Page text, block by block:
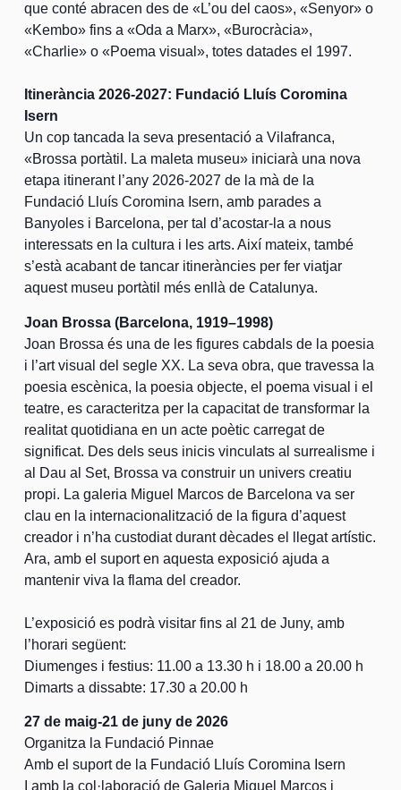
que conté abracen des de «L’ou del caos», «Senyor» o
«Kembo» fins a «Oda a Marx», «Burocràcia»,
«Charlie» o «Poema visual», totes datades el 1997.
Itinerància 2026-2027: Fundació Lluís Coromina
Isern
Un cop tancada la seva presentació a Vilafranca,
«Brossa portàtil. La maleta museu» iniciarà una nova
etapa itinerant l’any 2026-2027 de la mà de la
Fundació Lluís Coromina Isern, amb parades a
Banyoles i Barcelona, per tal d’acostar-la a nous
interessats en la cultura i les arts. Així mateix, també
s’està acabant de tancar itineràncies per fer viatjar
aquest museu portàtil més enllà de Catalunya.
Joan Brossa (Barcelona, 1919–1998)
Joan Brossa és una de les figures cabdals de la poesia
i l’art visual del segle XX. La seva obra, que travessa la
poesia escènica, la poesia objecte, el poema visual i el
teatre, es caracteritza per la capacitat de transformar la
realitat quotidiana en un acte poètic carregat de
significat. Des dels seus inicis vinculats al surrealisme i
al Dau al Set, Brossa va construir un univers creatiu
propi. La galeria Miguel Marcos de Barcelona va ser
clau en la internacionalització de la figura d’aquest
creador i n’ha custodiat durant dècades el llegat artístic.
Ara, amb el suport en aquesta exposició ajuda a
mantenir viva la flama del creador.
L’exposició es podrà visitar fins al 21 de Juny, amb
l’horari següent:
Diumenges i festius: 11.00 a 13.30 h i 18.00 a 20.00 h
Dimarts a dissabte: 17.30 a 20.00 h
27 de maig-21 de juny de 2026
Organitza la Fundació Pinnae
Amb el suport de la Fundació Lluís Coromina Isern
I amb la col·laboració de Galeria Miguel Marcos i